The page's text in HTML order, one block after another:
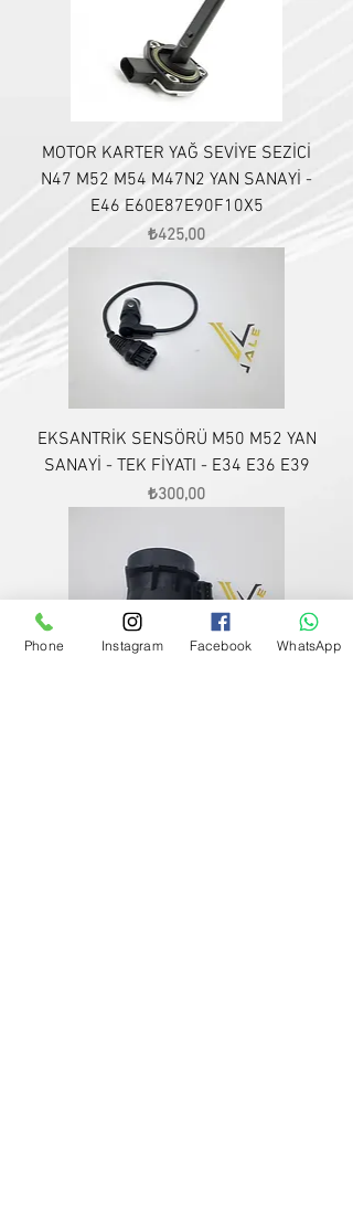
MOTOR KARTER YAĞ SEVİYE SEZİCİ
N47 M52 M54 M47N2 YAN SANAYİ -
E46 E60E87E90F10X5
Fiyat
₺425,00
EKSANTRİK SENSÖRÜ M50 M52 YAN
SANAYİ - TEK FİYATI - E34 E36 E39
Fiyat
₺300,00
Phone Instagram Facebook WhatsApp